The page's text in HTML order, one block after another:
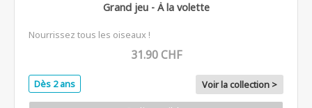
Grand jeu - À la volette
Nourrissez tous les oiseaux !
31.90 CHF
Dès 2 ans Voir la collection >